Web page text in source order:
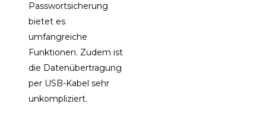
Passwortsicherung
bietet es
umfangreiche
Funktionen. Zudem ist
die Datenübertragung
per USB-Kabel sehr
unkompliziert.